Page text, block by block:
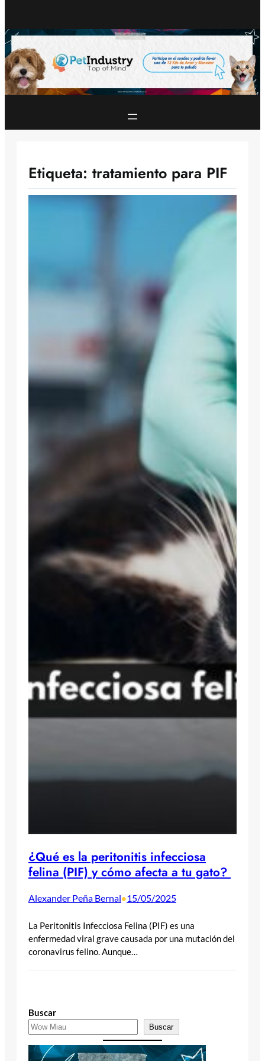
Etiqueta: tratamiento para PIF
¿Qué es la peritonitis infecciosa
felina (PIF) y cómo afecta a tu gato?
Alexander Peña Bernal•15/05/2025
La Peritonitis Infecciosa Felina (PIF) es una
enfermedad viral grave causada por una mutación del
coronavirus felino. Aunque…
Buscar
Buscar